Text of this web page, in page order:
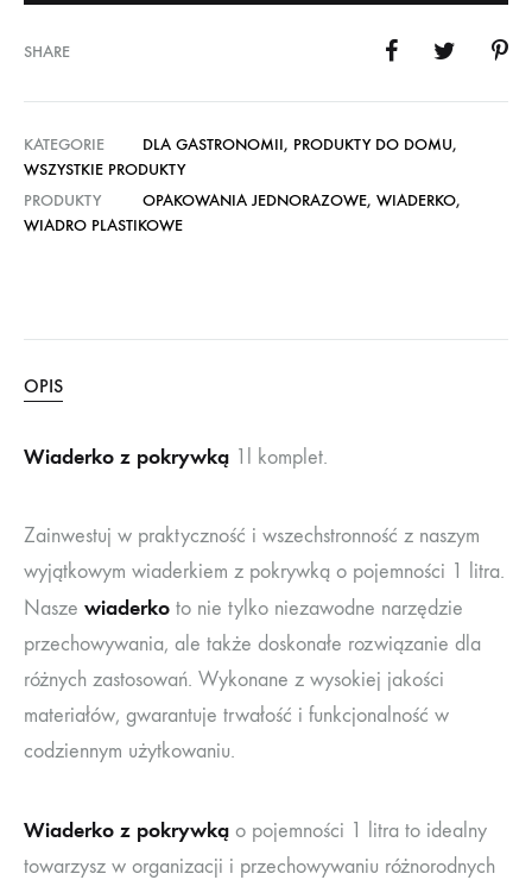
SHARE
KATEGORIE DLA GASTRONOMII, PRODUKTY DO DOMU,
WSZYSTKIE PRODUKTY
PRODUKTY
OPAKOWANIA JEDNORAZOWE, WIADERKO,
WIADRO PLASTIKOWE
OPIS
Wiaderko z pokrywką 1l komplet.
Zainwestuj w praktyczność i wszechstronność z naszym
wyjątkowym wiaderkiem z pokrywką o pojemności 1 litra.
Nasze wiaderko to nie tylko niezawodne narzędzie
przechowywania, ale także doskonałe rozwiązanie dla
różnych zastosowań. Wykonane z wysokiej jakości
materiałów, gwarantuje trwałość i funkcjonalność w
codziennym użytkowaniu.
Wiaderko z pokrywką o pojemności 1 litra to idealny
towarzysz w organizacji i przechowywaniu różnorodnych